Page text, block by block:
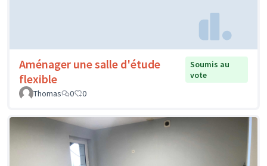
Aménager une salle d'étude
flexible
Soumis au
vote
Thomas
0 0